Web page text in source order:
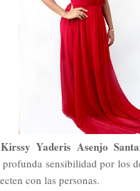
Kirssy Yaderis Asenjo
sensibilidad por los
con las personas.